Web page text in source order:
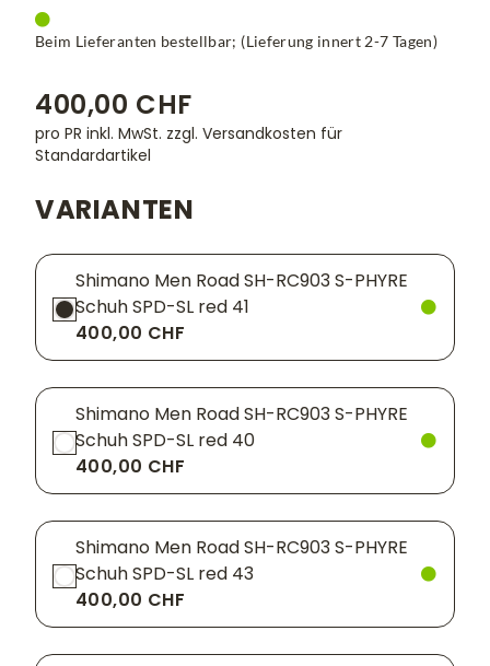
Beim Lieferanten bestellbar; (Lieferung innert 2-7 Tagen)
400,00 CHF
pro PR inkl. MwSt. zzgl. Versandkosten für
Standardartikel
VARIANTEN
Shimano Men Road SH-RC903 S-PHYRE
Schuh SPD-SL red 41
400,00 CHF
Shimano Men Road SH-RC903 S-PHYRE
Schuh SPD-SL red 40
400,00 CHF
Shimano Men Road SH-RC903 S-PHYRE
Schuh SPD-SL red 43
400,00 CHF